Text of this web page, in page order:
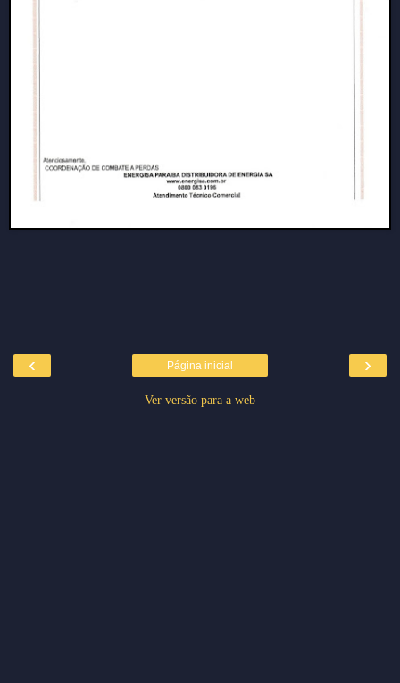
‹ ›
Página inicial
Ver versão para a web